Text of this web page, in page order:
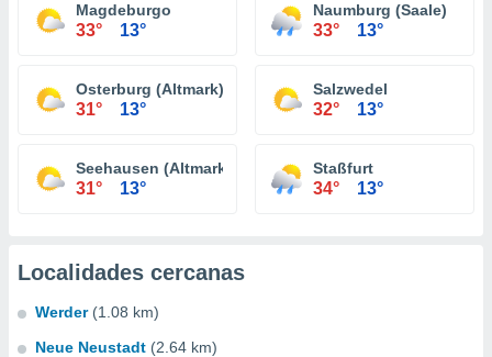
Magdeburgo
33° 13°
Naumburg (Saale)
33° 13°
Osterburg (Altmark)
31° 13°
Salzwedel
32° 13°
Seehausen (Altmark)
31° 13°
Staßfurt
34° 13°
Localidades cercanas
Werder (1.08 km)
Neue Neustadt (2.64 km)